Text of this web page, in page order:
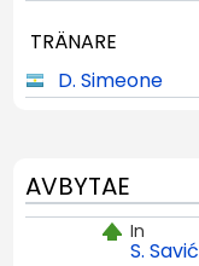
TRÄNARE
D. Simeone
AVBYTAE
In
S. Savić